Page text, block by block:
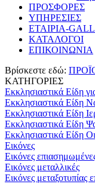
ΠΡΟΣΦΟΡΕΣ
ΥΠΗΡΕΣΙΕΣ
ΕΤΑΙΡΙΑ-
ΚΑΤΑΛΟΓΟΙ
ΕΠΙΚΟΙΝΩΝΙΑ
Βρίσκεστε εδώ:
ΚΑΤΗΓΟΡΙΕΣ
Εκκλησιαστικά Είδη
Εκκλησιαστικά Είδη
Εκκλησιαστικά Είδη
Εκκλησιαστικά Είδη
Εκκλησιαστικά Είδη
Εικόνες
Εικόνες
Εικόνες μεταλλικές
Εικόνες μεταξοτυπίας